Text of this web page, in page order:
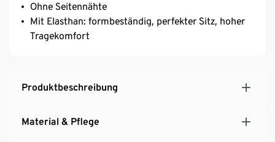
Ohne Seitennähte
Mit Elasthan: formbeständig, perfekter Sitz, hoher
Tragekomfort
Produktbeschreibung
Material & Pflege